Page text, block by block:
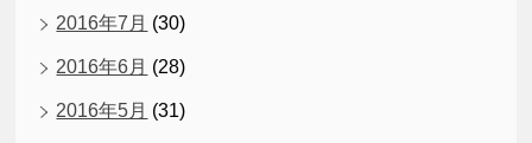
2016年7月 (30)
2016年6月 (28)
2016年5月 (31)